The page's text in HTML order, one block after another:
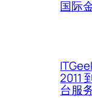
国际
2011
台服